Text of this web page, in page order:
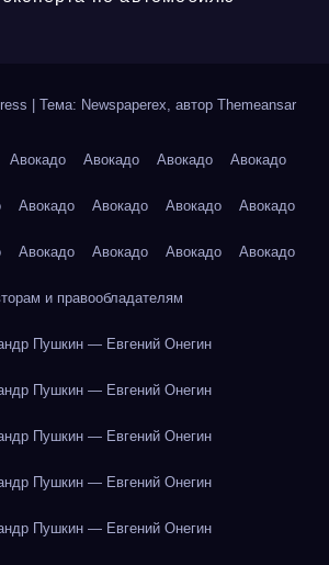
Тема: Newspaperex, автор Themeansar
Авокадо Авокадо Авокадо Авокадо
Авокадо Авокадо Авокадо Авокадо
Авокадо Авокадо Авокадо Авокадо
и правообладателям
Пушкин — Евгений Онегин
Пушкин — Евгений Онегин
Пушкин — Евгений Онегин
Пушкин — Евгений Онегин
Пушкин — Евгений Онегин